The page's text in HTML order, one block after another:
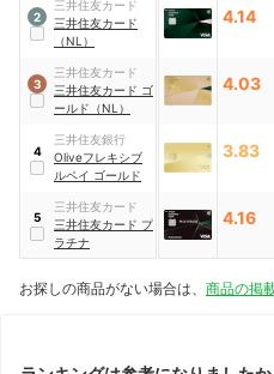
2
三井住友カード
三井住友カード
（NL）
4.14
3
三井住友カード
三井住友カード ゴ
ールド（NL）
4.03
4
三井住友銀行
Oliveフレキシブ
ルペイ ゴールド
3.83
5
三井住友カード
三井住友カード プ
ラチナ
4.16
お探しの商品がない場合は、 商品の掲